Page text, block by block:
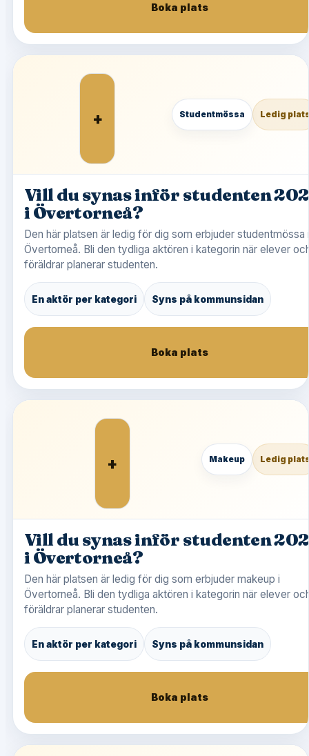
Boka plats
+ Studentmössa Ledig
Vill du synas inför studenten
i Övertorneå?
Den här platsen är ledig för dig som erbjuder studentmössa i
Övertorneå. Bli den tydliga aktören i kategorin när elever
föräldrar planerar studenten.
En aktör per kategori Syns på kommunsidan
Boka plats
+ Makeup Ledig
Vill du synas inför studenten
i Övertorneå?
Den här platsen är ledig för dig som erbjuder makeup i
Övertorneå. Bli den tydliga aktören i kategorin när elever
föräldrar planerar studenten.
En aktör per kategori Syns på kommunsidan
Boka plats